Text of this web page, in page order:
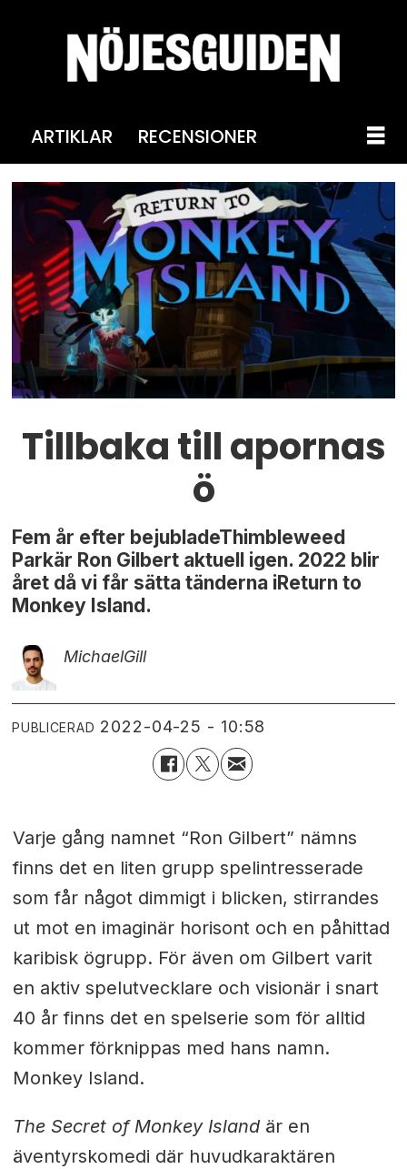
ARTIKLAR RECENSIONER
Tillbaka till apornas
ö
Fem år efter bejubladeThimbleweed
Parkär Ron Gilbert aktuell igen. 2022 blir
året då vi får sätta tänderna iReturn to
Monkey Island.
MichaelGill
PUBLICERAD 2022-04-25 - 10:58
Varje gång namnet “Ron Gilbert” nämns
finns det en liten grupp spelintresserade
som får något dimmigt i blicken, stirrandes
ut mot en imaginär horisont och en påhittad
karibisk ögrupp. För även om Gilbert varit
en aktiv spelutvecklare och visionär i snart
40 år finns det en spelserie som för alltid
kommer förknippas med hans namn.
Monkey Island.
The Secret of Monkey Islandär en
äventyrskomedi där huvudkaraktären